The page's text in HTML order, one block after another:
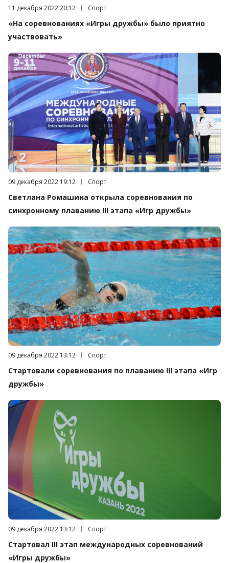
Дата публикации:
11 декабря 2022 20:12 Категория:
Спорт
«На соревнованиях «Игры дружбы» было приятно
участвовать»
Дата публикации:
09 декабря 2022 19:12 Категория:
Спорт
Светлана Ромашина открыла соревнования по
синхронному плаванию III этапа «Игр дружбы»
Дата публикации:
09 декабря 2022 13:12 Категория:
Спорт
Стартовали соревнования по плаванию III этапа «Игр
дружбы»
Дата публикации:
09 декабря 2022 13:12 Категория:
Спорт
Стартовал III этап международных соревнований
«Игры дружбы»